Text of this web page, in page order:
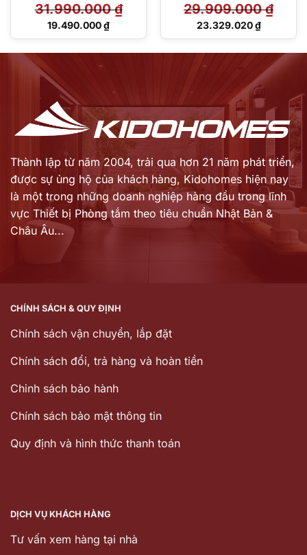
31.990.000₫
Giá
19.490.000₫
Giá
29.909.000₫
Giá
29.909.000 ₫.
23.329.020₫
Giá
23.329.020 ₫.
Thành lập từ năm 2004, trải qua hơn 21 năm phát triển,
được sự ủng hộ của khách hàng, Kidohomes hiện nay
là một trong những doanh nghiệp hàng đầu trong lĩnh
vực Thiết bị Phòng tắm theo tiêu chuẩn Nhật Bản &
Châu Âu...
CHÍNH SÁCH & QUY ĐỊNH
Chính sách vận chuyển, lắp đặt
Chính sách đổi, trả hàng và hoàn tiền
Chinh sách bảo hành
Chính sách bảo mật thông tin
Quy định và hình thức thanh toán
DỊCH VỤ KHÁCH HÀNG
Tư vấn xem hàng tại nhà